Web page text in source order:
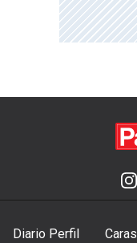
Diario Perfil Caras